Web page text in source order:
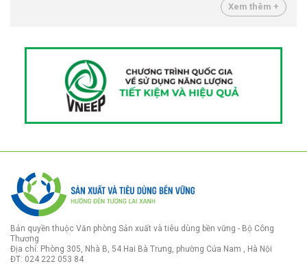
Xem thêm +
Bản quyền thuộc Văn phòng Sản xuất và tiêu dùng bền vững - Bộ Công
Thương
Địa chỉ: Phòng 305, Nhà B, 54 Hai Bà Trưng, phường Cửa Nam , Hà Nội
ĐT: 024 222 053 84